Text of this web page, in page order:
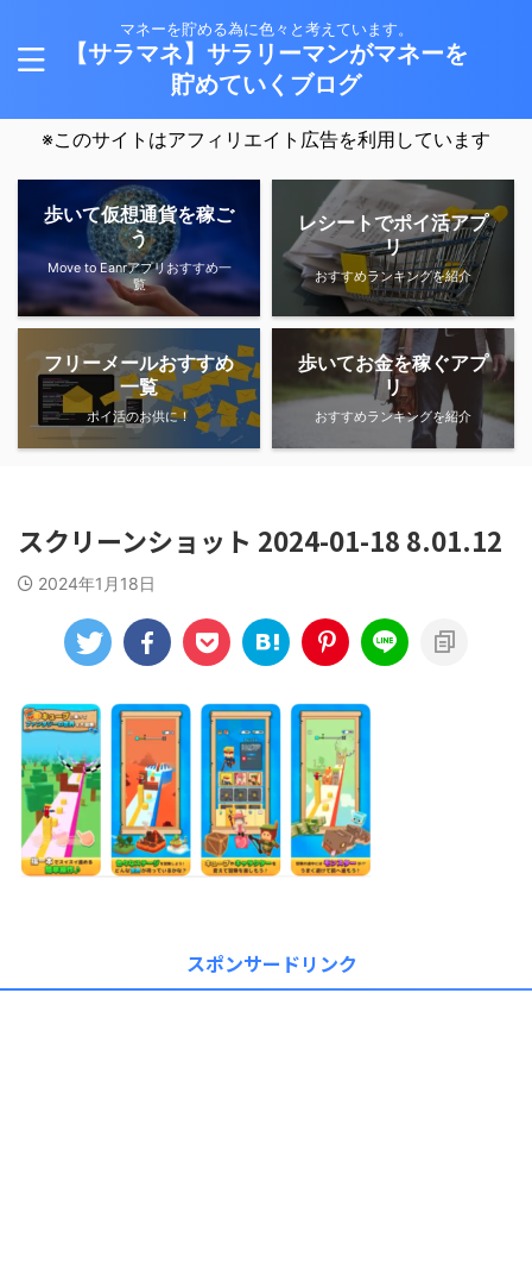
マネーを貯める為に色々と考えています。
【サラマネ】サラリーマンがマネーを
貯めていくブログ
※このサイトはアフィリエイト広告を利用しています
歩いて仮想通貨を稼ご
う
Move to Eanrアプリおすすめ一
覧
レシートでポイ活アプ
リ
おすすめランキングを紹介
フリーメールおすすめ
一覧
ポイ活のお供に！
歩いてお金を稼ぐアプ
リ
おすすめランキングを紹介
スクリーンショット 2024-01-18 8.01.12
2024年1月18日
スポンサードリンク